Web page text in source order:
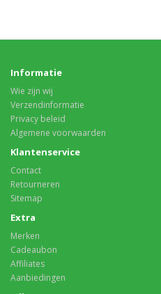
Informatie
Wie zijn wij
Verzendinformatie
Privacy beleid
Algemene voorwaarden
Klantenservice
Contact
Retourneren
Sitemap
Extra
Merken
Cadeaubon
Affiliates
Aanbiedingen